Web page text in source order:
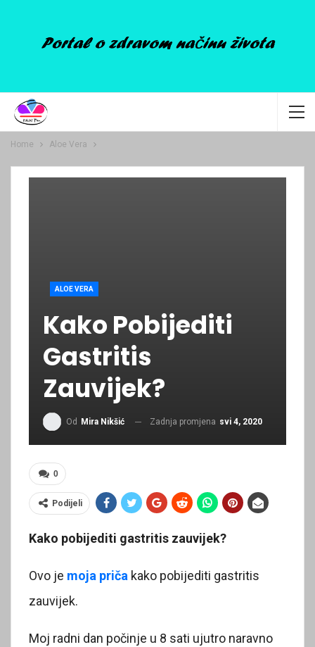
Home Aloe Vera
ALOE VERA
Kako Pobijediti
Gastritis
Zauvijek?
Od Mira Nikšić Zadnja promjena svi 4, 2020
0
Podijeli
Kako pobijediti gastritis zauvijek?
Ovo je moja priča kako pobijediti gastritis
zauvijek.
Moj radni dan počinje u 8 sati ujutro naravno